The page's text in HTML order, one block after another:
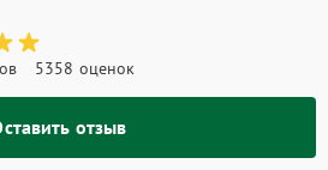
5358 оценок
отзыв